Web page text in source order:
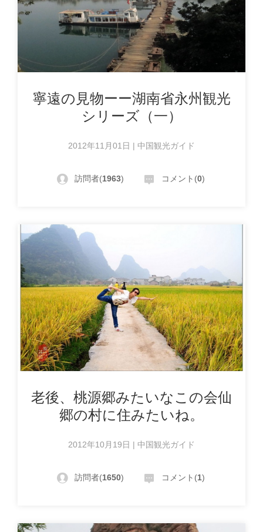
寧遠の見物ーー湖南省永州観光
シリーズ（一）
2012年11月01日 | 中国観光ガイド
訪問者(1963) コメント(0)
老後、桃源郷みたいなこの会仙
郷の村に住みたいね。
2012年10月19日 | 中国観光ガイド
訪問者(1650) コメント(1)